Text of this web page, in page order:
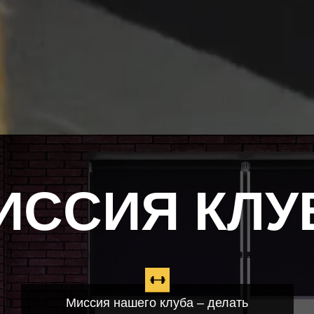
Миссия нашего клуба – делать